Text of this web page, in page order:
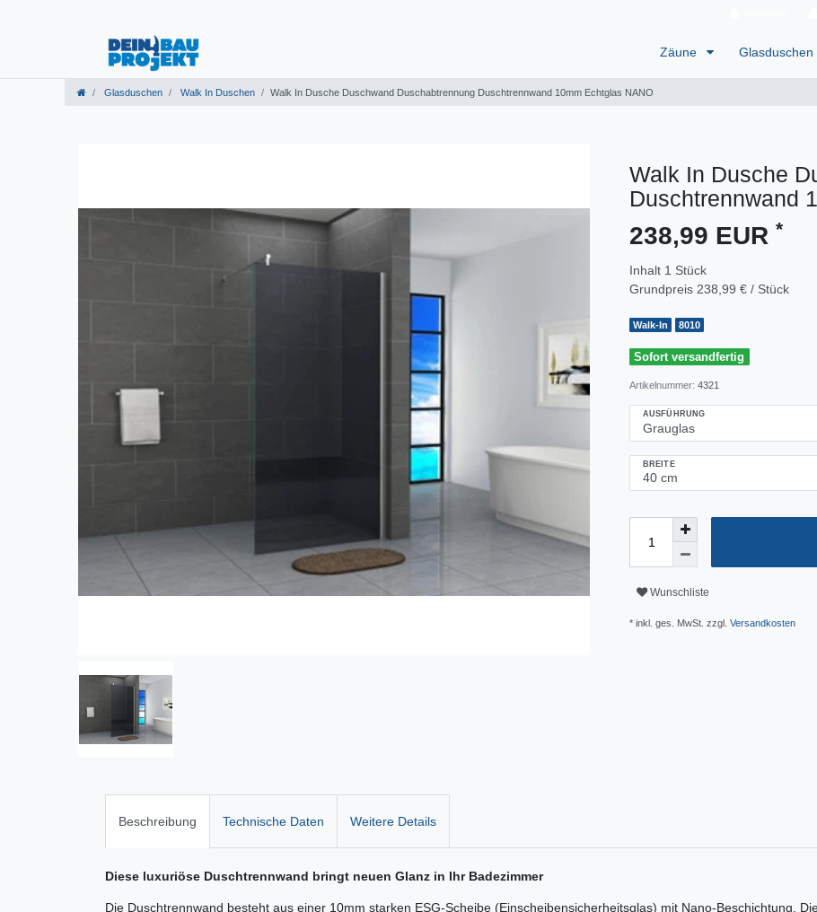
Zäune Glasduschen
Glasduschen Walk In Duschen Walk In Dusche Duschwand Duschabtrennung Duschtrennwand 10mm Echtglas NANO
Walk In Dusche
Duschtrennwand
238,99 EUR *
Inhalt 1 Stück
Grundpreis 238,99 € / Stück
Walk-In 8010
Sofort versandfertig
Artikelnummer: 4321
AUSFÜHRUNG
BREITE
Wunschliste
* inkl. ges. MwSt. zzgl. Versandkosten
Beschreibung Technische Daten Weitere Details
Diese luxuriöse Duschtrennwand bringt neuen Glanz in Ihr Badezimmer
Die Duschtrennwand besteht aus einer 10mm starken ESG-Scheibe (Einscheibensicherheitsglas) mit Nano-Beschichtung.